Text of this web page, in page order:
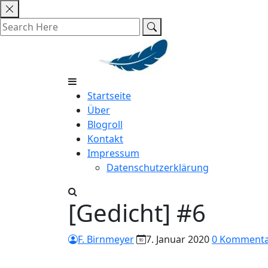
Skip
to
content
Startseite
Über
Blogroll
Kontakt
Impressum
Datenschutzerklärung
[Gedicht] #6
F. Birnmeyer 7. Januar 20200